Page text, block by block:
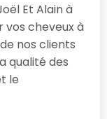
Et Alain à
vos cheveux à
nos clients
qualité des
le